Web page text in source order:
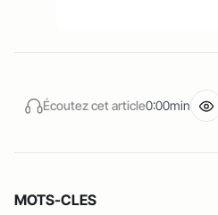
Écoutez cet article0:00min
MOTS-CLES